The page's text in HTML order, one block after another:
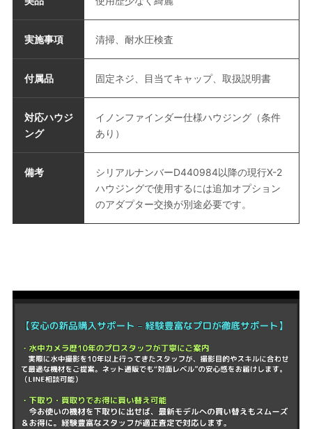
実施事項 清掃、耐水圧検査
付属品 固定ネジ、目当てキャップ、取扱説明書
対応ハウジ
ング
イノンファインダー仕様ハウジング（条件
あり）
備考
シリアルナンバーD440984以降の現行X-2
ハウジングで使用するには追加オプション
のアダプター交換が別途必要です。